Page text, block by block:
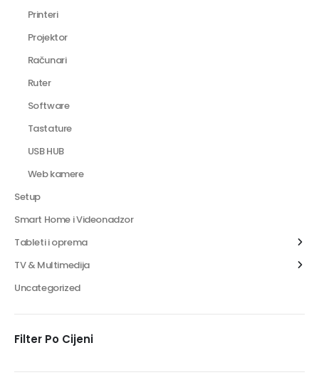
Printeri
Projektor
Računari
Ruter
Software
Tastature
USB HUB
Web kamere
Setup
Smart Home i Videonadzor
Tableti i oprema
TV & Multimedija
Uncategorized
Filter Po Cijeni